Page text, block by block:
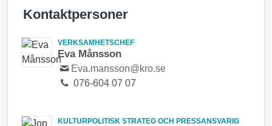
Kontaktpersoner
VERKSAMHETSCHEF
Eva Månsson
Eva.mansson@kro.se
076-604 07 07
KULTURPOLITISK STRATEG OCH PRESSANSVARIG